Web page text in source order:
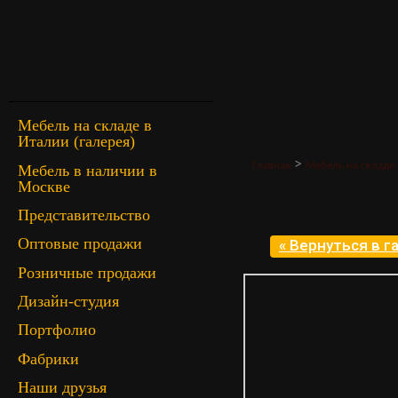
Мебель на складе в
Италии (галерея)
Мебель в наличии в
Москве
Представительство
Оптовые продажи
Розничные продажи
Дизайн-студия
Портфолио
Фабрики
Наши друзья
Главная > Мебель на складе
« Вернуться в